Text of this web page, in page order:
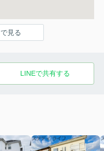
見る
LINEで共有する